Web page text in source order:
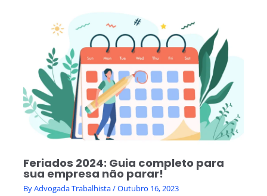
Feriados 2024: Guia completo para
sua empresa não parar!
ByAdvogada Trabalhista/Outubro 16, 2023